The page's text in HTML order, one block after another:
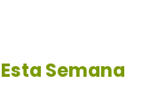
Semana